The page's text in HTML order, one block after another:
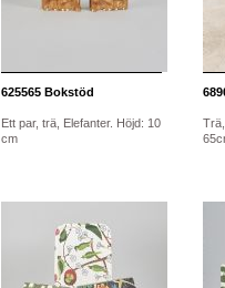
625565 Bokstöd
Ett par, trä, Elefanter. Höjd: 10
cm